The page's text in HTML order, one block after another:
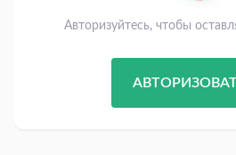
Авторизуйтесь, чтобы